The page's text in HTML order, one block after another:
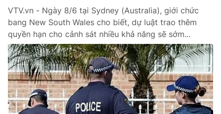
Emagazine Podcast
Photo Infographic
Video Shorts video
VTV Money VTV Thể thao
VTV.vn - Ngày 8/6 tại Sydney (Australia), giới chức
bang New South Wales cho biết, dự luật trao thêm
quyền hạn cho cảnh sát nhiều khả năng sẽ sớm...